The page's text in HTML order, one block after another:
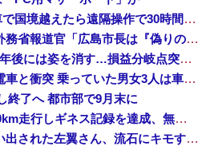
中国人のリウさん、新エネ車で国境越えたら遠隔操作で30時間ロックされる！
【平和宣言を非難】 ロシア外務省報道官「広島市長は『偽りの呪文』繰り返している」
K-POPアイドルの約半数が3年後には姿を消す…損益分岐点突破は4％未満
【鹿児島】 突然右折し路面電車と衝突 乗っていた男女3人は車を放置しダッシュで逃走中
終了へ 都市部で9月末に
日産e-power、無給油で1980km走行しギネス記録を達成、無駄な発電や送電ロスなくEVよりエコを証明
【動画】 広島記念公園を追い出された左翼さん、流石にキモすぎて炎上